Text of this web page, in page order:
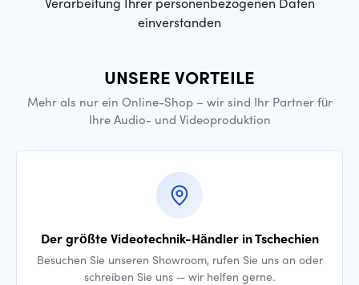
einverstanden
UNSERE VORTEILE
Mehr als nur ein Online-Shop – wir sind Ihr Partner für
Ihre Audio- und Videoproduktion
Der größte Videotechnik-Händler in Tschechien
Besuchen Sie unseren Showroom, rufen Sie uns an oder
schreiben Sie uns — wir helfen gerne.